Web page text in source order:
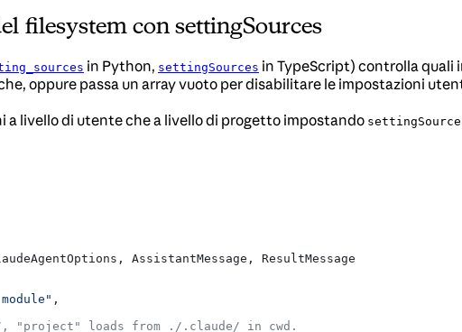
filesystem con settingSources
in Python, settingSources in TypeScript) controlla quali
oppure passa un array vuoto per disabilitare le impostazioni
a livello di utente che a livello di progetto impostando
AssistantMessage, ResultMessage
,
"project" loads from ./.claude/ in cwd.